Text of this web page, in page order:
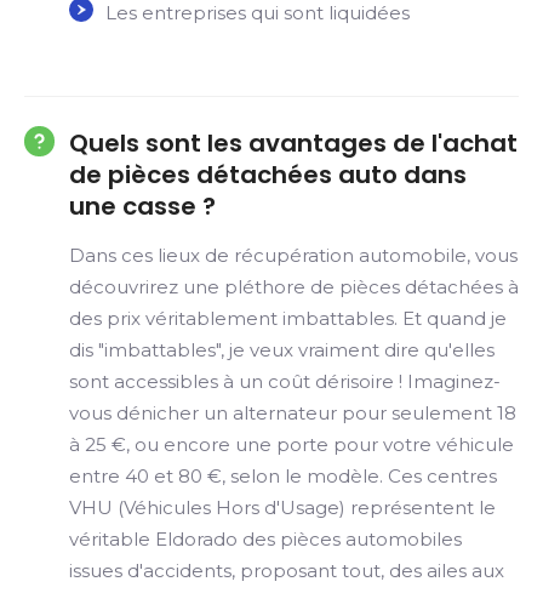
Les entreprises qui sont liquidées
Quels sont les avantages de l'achat
de pièces détachées auto dans
une casse ?
Dans ces lieux de récupération automobile, vous
découvrirez une pléthore de pièces détachées à
des prix véritablement imbattables. Et quand je
dis "imbattables", je veux vraiment dire qu'elles
sont accessibles à un coût dérisoire ! Imaginez-
vous dénicher un alternateur pour seulement 18
à 25 €, ou encore une porte pour votre véhicule
entre 40 et 80 €, selon le modèle. Ces centres
VHU (Véhicules Hors d'Usage) représentent le
véritable Eldorado des pièces automobiles
issues d'accidents, proposant tout, des ailes aux